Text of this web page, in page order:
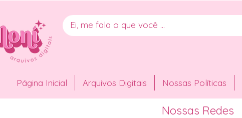
Página Inicial Arquivos Digitais Nossas Políticas
Nossas Redes